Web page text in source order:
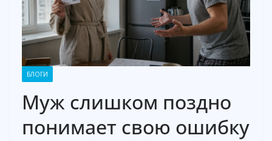
БЛОГИ
Муж слишком поздно
понимает свою ошибку